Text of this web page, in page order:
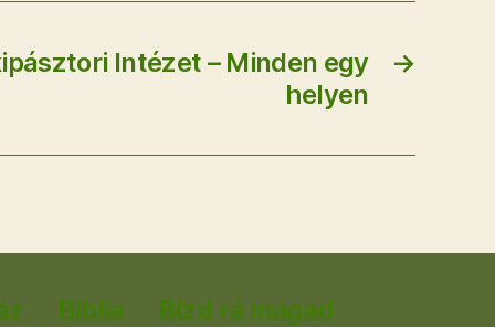
→
Intézet – Minden egy
helyen
Biblia
Bízd rá magad